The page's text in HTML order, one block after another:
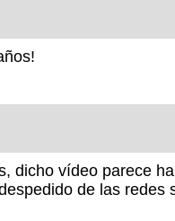
dicho vídeo parece
de las